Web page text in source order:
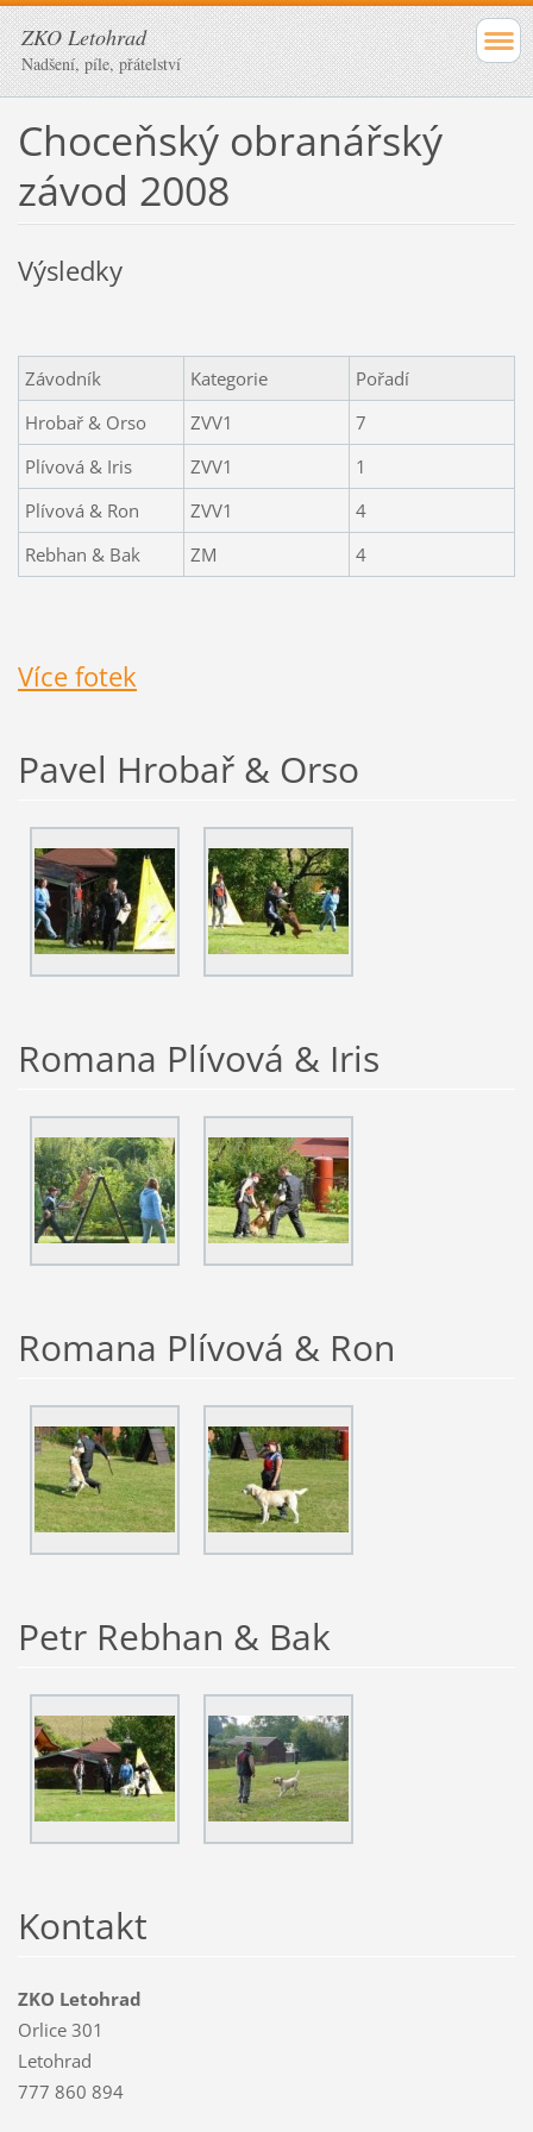
ZKO Letohrad
Nadšení, píle, přátelství
Choceňský obranářský
závod 2008
Výsledky
Závodník Kategorie
Pořadí
Hrobař & Orso
ZVV1
7
Plívová & Iris
ZVV1
1
Plívová & Ron
ZVV1
4
Rebhan & Bak
ZM 4
Více fotek
Pavel Hrobař & Orso
Romana Plívová & Iris
Romana Plívová & Ron
Petr Rebhan & Bak
Kontakt
ZKO Letohrad
Orlice 301
Letohrad
777 860 894